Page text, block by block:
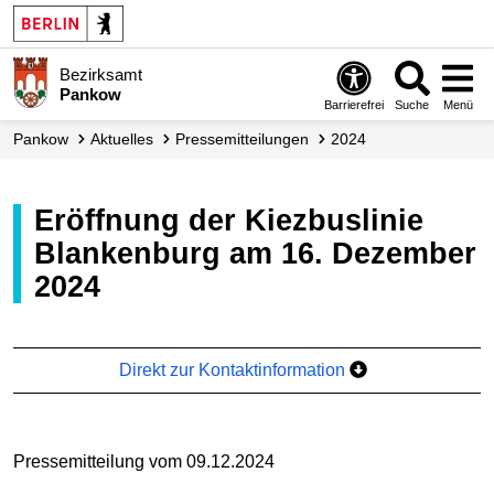
Bezirksamt
Pankow
Barrierefrei Suche Menü
Pankow Aktuelles Presse­mitteilungen 2024
Eröffnung der Kiezbuslinie
Blankenburg am 16. Dezember
2024
Direkt zur Kontaktinformation
Pressemitteilung vom 09.12.2024